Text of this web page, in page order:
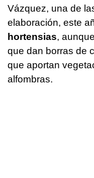
Vázquez, una de
elaboración, este
hortensias,
que dan borras de
que aportan
alfombras.